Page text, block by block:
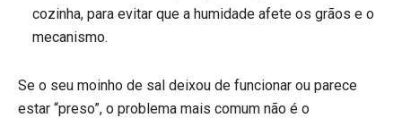
cozinha, para evitar que a humidade afete os grãos e o
mecanismo.
Se o seu moinho de sal deixou de funcionar ou parece
estar “preso”, o problema mais comum não é o